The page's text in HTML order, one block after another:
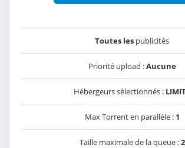
Toutes les publicités
Priorité upload :Aucune
Hébergeurs sélectionnés :
Max Torrent en parallèle : 1
Taille maximale de la queue :2